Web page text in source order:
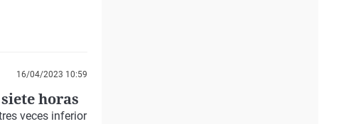
16/04/2023 10:59
horas
veces inferior